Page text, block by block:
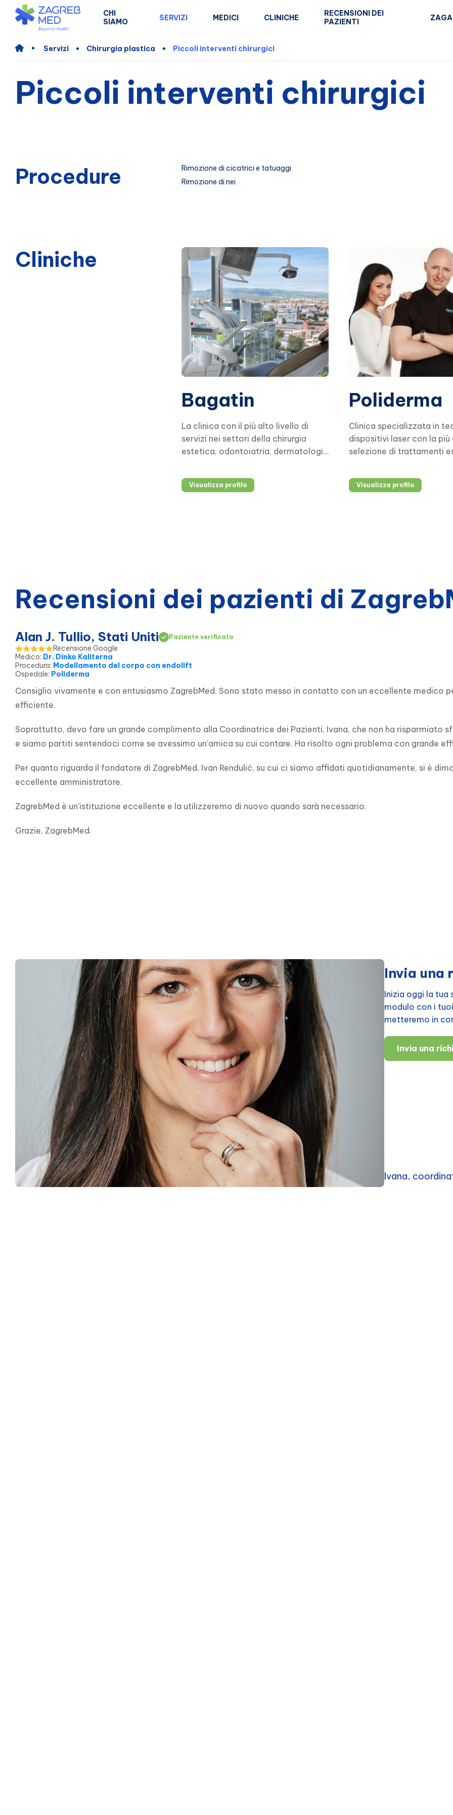
CHI
SIAMO
SERVIZI MEDICI CLINICHE
RECENSIONI DEI
PAZIENTI
Servizi Chirurgia plastica Piccoli interventi chirurgici
Piccoli interventi chirurgici
Procedure
Rimozione di cicatrici e tatuaggi
Rimozione di nei
Cliniche
Bagatin
La clinica con il più alto livello di
servizi nei settori della chirurgia
estetica, odontoiatria, dermatologia
Visualizza profilo
Poliderma
Clinica specializzata in
dispositivi laser con la più
selezione di trattamenti
Visualizza profilo
Recensioni dei pazienti di
Alan J. Tullio, Stati Uniti Paziente verificato
Recensione Google
Medico: Dr. Dinko Kaliterna
Procedura: Modellamento del corpo con endolift
Ospedale: Poliderma
Consiglio vivamente e con entusiasmo ZagrebMed. Sono stato messo in contatto con un eccellente medico
efficiente.
Soprattutto, devo fare un grande complimento alla Coordinatrice dei Pazienti, Ivana, che non ha risparmiato
e siamo partiti sentendoci come se avessimo un'amica su cui contare. Ha risolto ogni problema con grande
Per quanto riguarda il fondatore di ZagrebMed, Ivan Rendulić, su cui ci siamo affidati quotidianamente, si è
eccellente amministratore.
ZagrebMed è un'istituzione eccellente e la utilizzeremo di nuovo quando sarà necessario.
Grazie, ZagrebMed.
Invia una
Inizia oggi la tua
modulo con i
metteremo in
Invia una
Ivana,